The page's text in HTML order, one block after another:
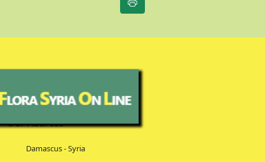
Our Address
Damascus - Syria